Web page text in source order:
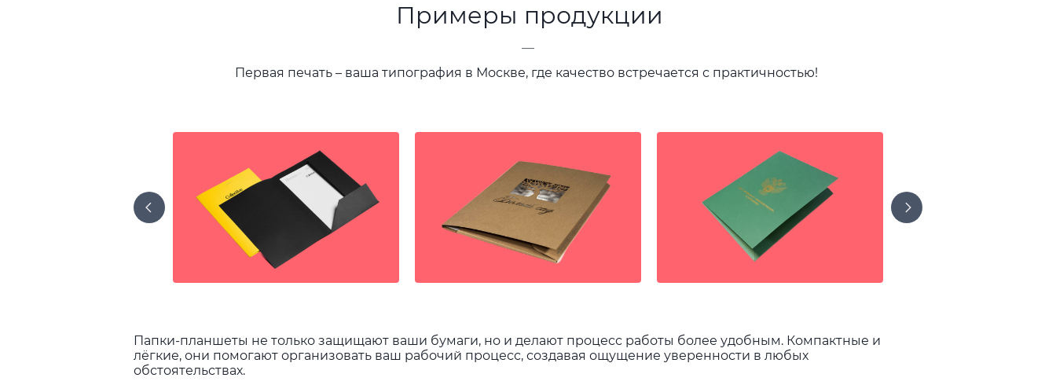
Примеры продукции
—
Первая печать – ваша типография в Москве, где качество встречается с практичностью!
Папки-планшеты не только защищают ваши бумаги, но и делают процесс работы более удобным. Компактные и
лёгкие, они помогают организовать ваш рабочий процесс, создавая ощущение уверенности в любых
обстоятельствах.